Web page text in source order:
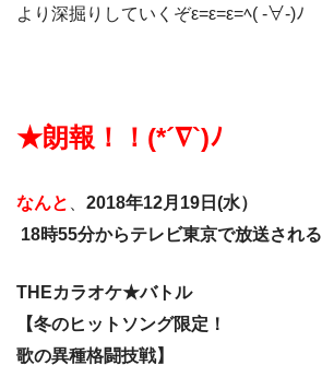
より深掘りしていくぞε=ε=ε=ﾍ( -∀-)ﾉ
★朗報！！(*´∇`)ﾉ
なんと
2018年12月19日(水）
18時55分からテレビ東京で放送される
THEカラオケ★バトル
【冬のヒットソング限定！
歌の異種格闘技戦】